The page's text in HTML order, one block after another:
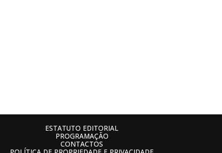
ESTATUTO EDITORIAL
PROGRAMAÇÃO
CONTACTOS